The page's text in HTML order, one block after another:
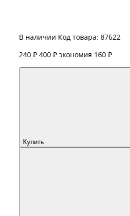
В наличии Код товара: 87622
240 ₽ 400 ₽ экономия 160 ₽
Купить